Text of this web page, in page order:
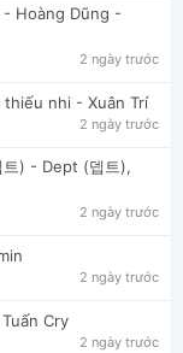
- Hoàng Dũng -
2 ngày trước
thiếu nhi - Xuân Trí
2 ngày trước
) - Dept (뎁트),
2 ngày trước
2 ngày trước
Cry
2 ngày trước